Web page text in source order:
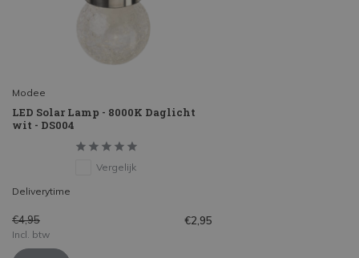
Modee
LED Solar Lamp - 8000K Daglicht
wit - DS004
Vergelijk
Deliverytime
€4,95 €2,95
Incl. btw